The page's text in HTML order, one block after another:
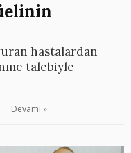
hastalardan
talebiyle
Devamı »